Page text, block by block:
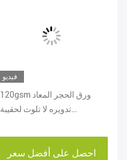
فيديو
120gsm ورق الحجر المعاد
تدويره لا تلوث لحقيبة
احصل على أفضل سعر